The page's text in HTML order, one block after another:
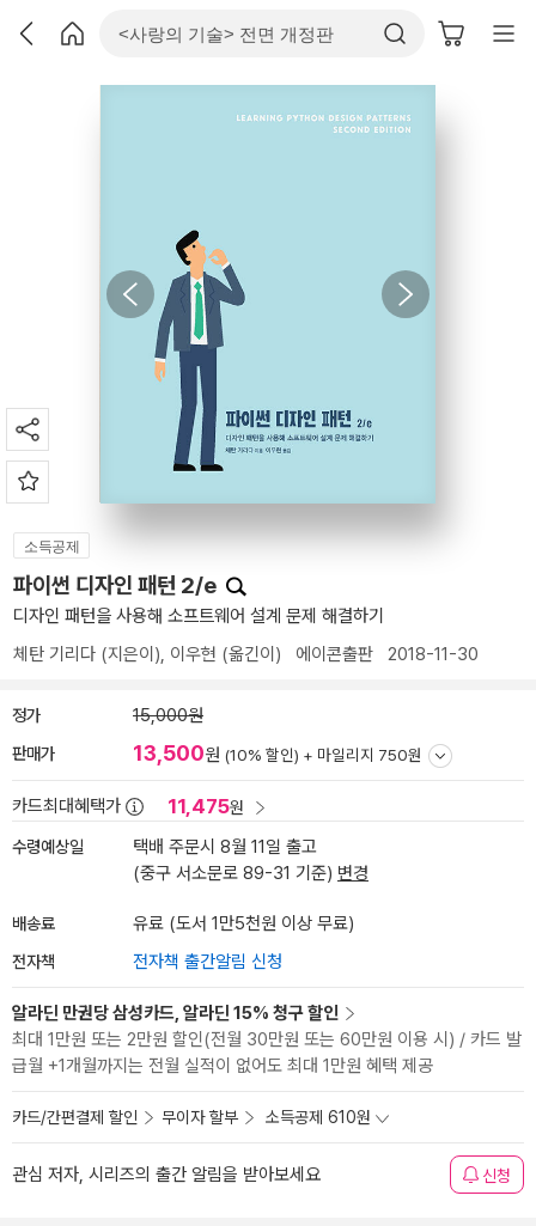
소득공제
파이썬 디자인 패턴 2/e
디자인 패턴을 사용해 소프트웨어 설계 문제 해결하기
체탄 기리다 (지은이), 이우현 (옮긴이) 에이콘출판 2018-11-30
정가 15,000원
판매가 13,500원 (10% 할인) + 마일리지 750원
카드최대혜택가 11,475원
수령예상일
택배 주문시 8월 11일 출고
(중구 서소문로 89-31 기준) 변경
배송료 유료 (도서 1만5천원 이상 무료)
전자책 전자책 출간알림 신청
알라딘 만권당 삼성카드, 알라딘 15% 청구 할인
최대 1만원 또는 2만원 할인(전월 30만원 또는 60만원 이용 시) / 카드 발
급월 +1개월까지는 전월 실적이 없어도 최대 1만원 혜택 제공
카드/간편결제 할인 무이자 할부 소득공제 610원
관심 저자, 시리즈의 출간 알림을 받아보세요 신청